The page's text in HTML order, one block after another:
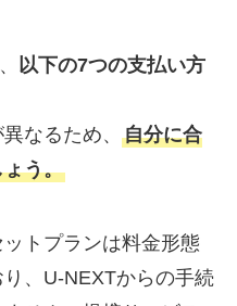
以下の7つの支払い方
なるため、 自分に合
う。
トプランは料金形態
、U-NEXTからの手続